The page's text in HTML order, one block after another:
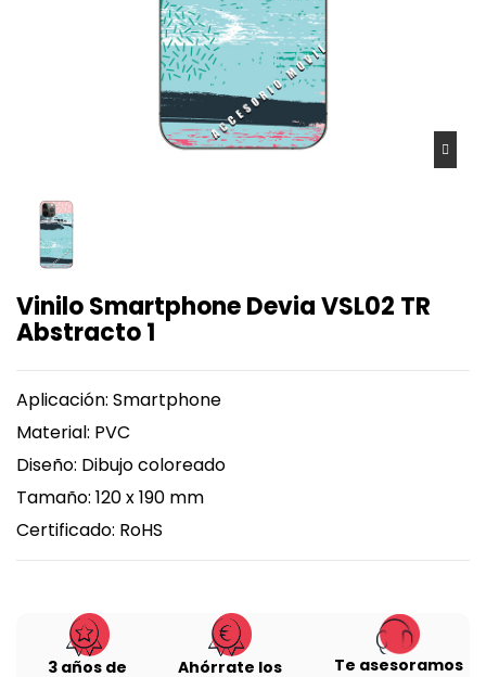
Vinilo Smartphone Devia VSL02 TR
Abstracto 1
Aplicación: Smartphone
Material: PVC
Diseño: Dibujo coloreado
Tamaño: 120 x 190 mm
Certificado: RoHS
3 años de
Ahórrate los
Te asesoramos